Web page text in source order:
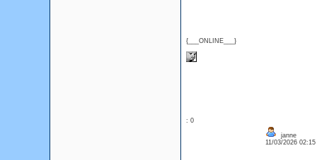
{___ONLINE___}
: 0
janne
11/03/2026